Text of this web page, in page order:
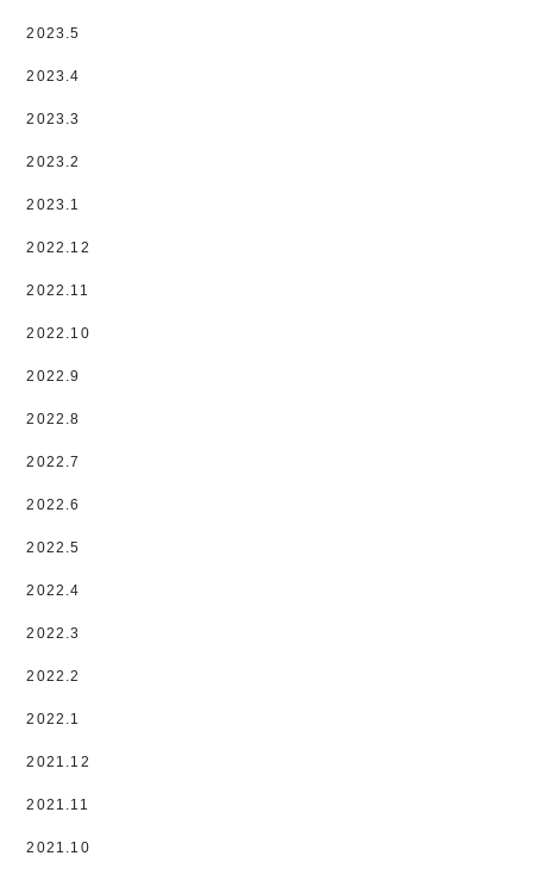
2023.5
2023.4
2023.3
2023.2
2023.1
2022.12
2022.11
2022.10
2022.9
2022.8
2022.7
2022.6
2022.5
2022.4
2022.3
2022.2
2022.1
2021.12
2021.11
2021.10